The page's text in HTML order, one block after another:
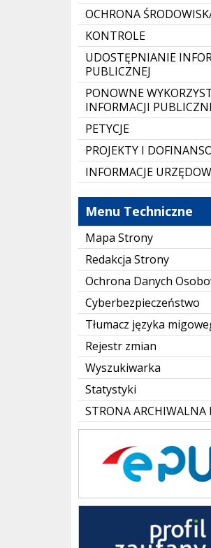
OCHRONA
KONTROLE
UDOSTĘPNIANIE
PUBLICZNEJ
PONOWNE
INFORMACJI
PETYCJE
PROJEKTY I
INFORMACJE
Menu Techniczne
Mapa Strony
Redakcja Strony
Ochrona Danych
Cyberbezpieczeństwo
Tłumacz języka
Rejestr zmian
Wyszukiwarka
Statystyki
STRONA ARCHIWALNA
ePUAP
Profil zaufany